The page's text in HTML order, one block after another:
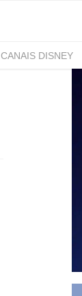
CANAIS DISNEY